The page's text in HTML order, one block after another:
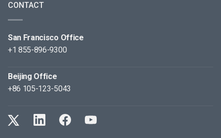
CONTACT
San Francisco Office
+1 855-896-9300
Beijing Office
+86 105-123-5043